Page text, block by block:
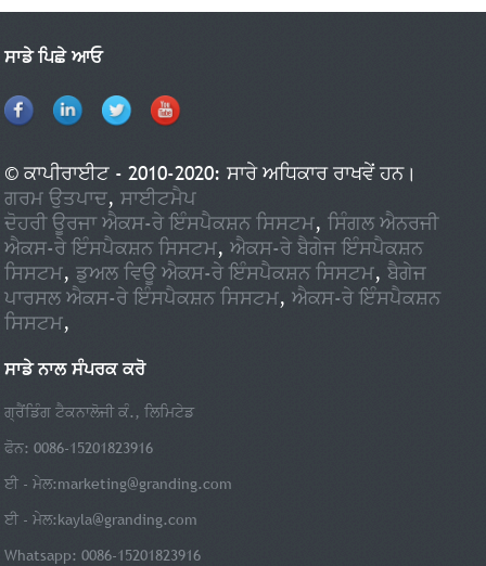
ਸਾਡੇ ਪਿਛੇ ਆਓ
© ਕਾਪੀਰਾਈਟ - 2010-2020: ਸਾਰੇ ਅਧਿਕਾਰ ਰਾਖਵੇਂ ਹਨ।
ਗਰਮ ਉਤਪਾਦ,ਸਾਈਟਮੈਪ
ਦੋਹਰੀ ਊਰਜਾ ਐਕਸ-ਰੇ ਇੰਸਪੈਕਸ਼ਨ ਸਿਸਟਮ,ਸਿੰਗਲ ਐਨਰਜੀ
ਐਕਸ-ਰੇ ਇੰਸਪੈਕਸ਼ਨ ਸਿਸਟਮ,ਐਕਸ-ਰੇ ਬੈਗੇਜ ਇੰਸਪੈਕਸ਼ਨ
ਸਿਸਟਮ,ਡੁਅਲ ਵਿਊ ਐਕਸ-ਰੇ ਇੰਸਪੈਕਸ਼ਨ ਸਿਸਟਮ,ਬੈਗੇਜ
ਪਾਰਸਲ ਐਕਸ-ਰੇ ਇੰਸਪੈਕਸ਼ਨ ਸਿਸਟਮ,ਐਕਸ-ਰੇ ਇੰਸਪੈਕਸ਼ਨ
ਸਿਸਟਮ,
ਸਾਡੇ ਨਾਲ ਸੰਪਰਕ ਕਰੋ
ਗ੍ਰੈਂਡਿੰਗ ਟੈਕਨਾਲੋਜੀ ਕੰ., ਲਿਮਿਟੇਡ
ਫੋਨ: 0086-15201823916
ਈ - ਮੇਲ:marketing@granding.com
ਈ - ਮੇਲ:kayla@granding.com
Whatsapp: 0086-15201823916